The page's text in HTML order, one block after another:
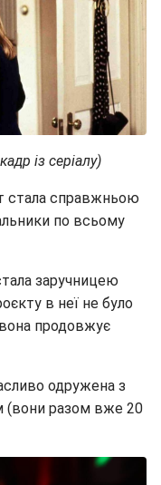
із серіалу)
стала справжньою
по всьому
заручницею
в неї не було
продовжує
одружена з
(вони разом вже 20